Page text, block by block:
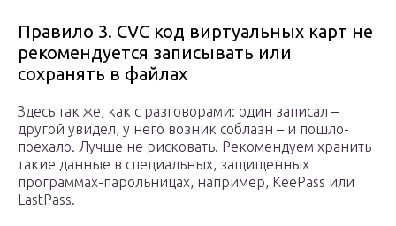
Правило 3. CVC код виртуальных карт не
рекомендуется записывать или
сохранять в файлах
Здесь так же, как с разговорами: один записал –
другой увидел, у него возник соблазн – и пошло-
поехало. Лучше не рисковать. Рекомендуем хранить
такие данные в специальных, защищенных
программах-парольницах, например, KeePass или
LastPass.